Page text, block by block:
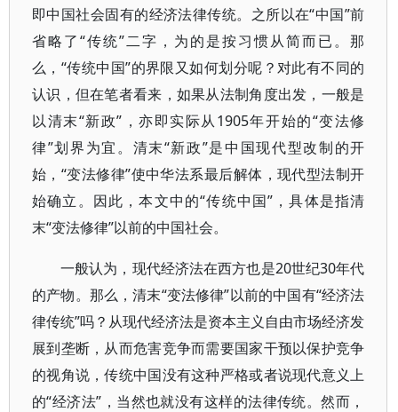
即中国社会固有的经济法律传统。之所以在“中国”前
省略了“传统”二字，为的是按习惯从简而已。那
么，“传统中国”的界限又如何划分呢？对此有不同的
认识，但在笔者看来，如果从法制角度出发，一般是
以清末“新政”，亦即实际从1905年开始的“变法修
律”划界为宜。清末“新政”是中国现代型改制的开
始，“变法修律”使中华法系最后解体，现代型法制开
始确立。因此，本文中的“传统中国”，具体是指清
末“变法修律”以前的中国社会。
一般认为，现代经济法在西方也是20世纪30年代
的产物。那么，清末“变法修律”以前的中国有“经济法
律传统”吗？从现代经济法是资本主义自由市场经济发
展到垄断，从而危害竞争而需要国家干预以保护竞争
的视角说，传统中国没有这种严格或者说现代意义上
的“经济法”，当然也就没有这样的法律传统。然而，